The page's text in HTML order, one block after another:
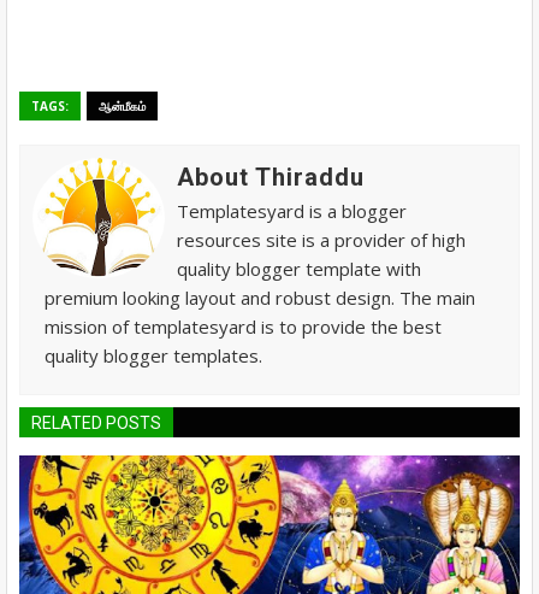
TAGS: ஆன்மீகம்
About Thiraddu
Templatesyard is a blogger
resources site is a provider of high
quality blogger template with
premium looking layout and robust design. The main
mission of templatesyard is to provide the best
quality blogger templates.
RELATED POSTS